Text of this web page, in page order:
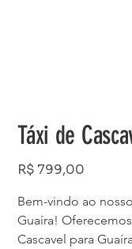
Táxi de
Preço
R$ 799,00
Bem-vindo ao
Guaíra!
Cascavel para